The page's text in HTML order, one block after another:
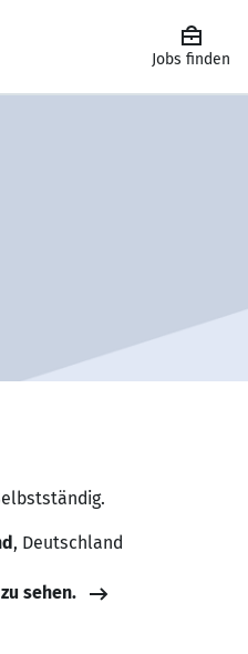
Jobs finden
, Deutschland
sehen.